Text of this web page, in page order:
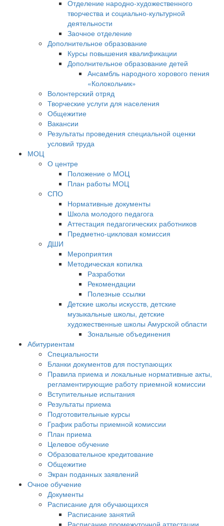
Отделение народно-художественного
творчества и социально-культурной
деятельности
Заочное отделение
Дополнительное образование
Курсы повышения квалификации
Дополнительное образование детей
Ансамбль народного хорового пения
«Колокольчик»
Волонтерский отряд
Творческие услуги для населения
Общежитие
Вакансии
Результаты проведения специальной оценки
условий труда
МОЦ
О центре
Положение о МОЦ
План работы МОЦ
СПО
Нормативные документы
Школа молодого педагога
Аттестация педагогических работников
Предметно-цикловая комиссия
ДШИ
Мероприятия
Методическая копилка
Разработки
Рекомендации
Полезные ссылки
Детские школы искусств, детские
музыкальные школы, детские
художественные школы Амурской области
Зональные объединения
Абитуриентам
Специальности
Бланки документов для поступающих
Правила приема и локальные нормативные акты,
регламентирующие работу приемной комиссии
Вступительные испытания
Результаты приема
Подготовительные курсы
График работы приемной комиссии
План приема
Целевое обучение
Образовательное кредитование
Общежитие
Экран поданных заявлений
Очное обучение
Документы
Расписание для обучающихся
Расписание занятий
Расписание промежуточной аттестации